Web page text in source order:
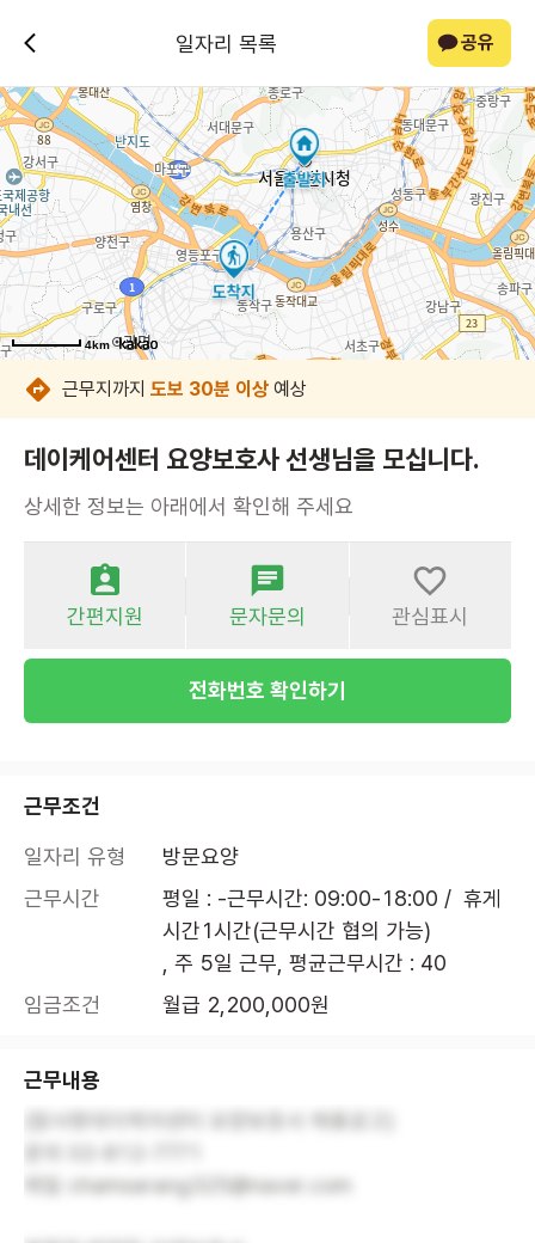
일자리 목록 공유
4km
4km
4km
4km
4km
4km
4km
4km
근무지까지 도보 30분 이상 예상
데이케어센터 요양보호사 선생님을 모십니다.
상세한 정보는 아래에서 확인해 주세요
간편지원 문자문의 관심표시
전화번호 확인하기
근무조건
일자리 유형
방문요양
근무시간
평일 : -근무시간: 09:00-18:00 /  휴게
시간1시간(근무시간 협의 가능)
, 주 5일 근무, 평균근무시간 : 40
임금조건
월급 2,200,000원
근무내용
메일 chamsarang325@naver.com